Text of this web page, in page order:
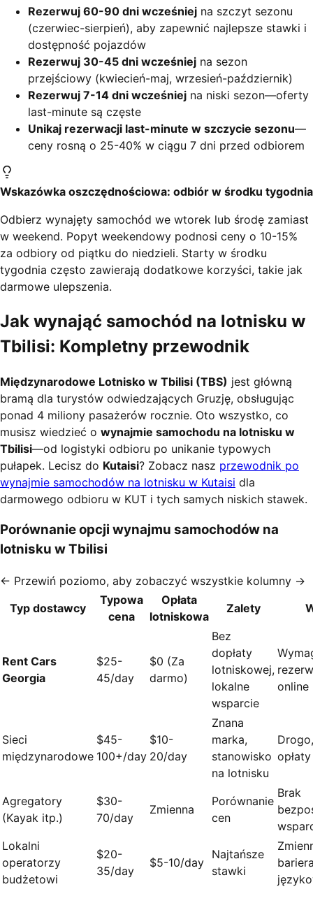
Rezerwuj 60-90 dni wcześniej na szczyt sezonu
(czerwiec-sierpień), aby zapewnić najlepsze stawki i
dostępność pojazdów
Rezerwuj 30-45 dni wcześniej na sezon
przejściowy (kwiecień-maj, wrzesień-październik)
Rezerwuj 7-14 dni wcześniej na niski sezon—oferty
last-minute są częste
Unikaj rezerwacji last-minute w szczycie sezonu—
ceny rosną o 25-40% w ciągu 7 dni przed odbiorem
Wskazówka oszczędnościowa: odbiór w środku tygodnia
Odbierz wynajęty samochód we wtorek lub środę zamiast
w weekend. Popyt weekendowy podnosi ceny o 10-15%
za odbiory od piątku do niedzieli. Starty w środku
tygodnia często zawierają dodatkowe korzyści, takie jak
darmowe ulepszenia.
Jak wynająć samochód na lotnisku w
Tbilisi: Kompletny przewodnik
Międzynarodowe Lotnisko w Tbilisi (TBS) jest główną
bramą dla turystów odwiedzających Gruzję, obsługując
ponad 4 miliony pasażerów rocznie. Oto wszystko, co
musisz wiedzieć o wynajmie samochodu na lotnisku w
Tbilisi—od logistyki odbioru po unikanie typowych
pułapek. Lecisz do Kutaisi? Zobacz nasz przewodnik po
wynajmie samochodów na lotnisku w Kutaisi dla
darmowego odbioru w KUT i tych samych niskich stawek.
Porównanie opcji wynajmu samochodów na
lotnisku w Tbilisi
← Przewiń poziomo, aby zobaczyć wszystkie kolumny →
Typ dostawcy
Typowa
cena
Opłata
lotniskowa
Zalety
Rent Cars
Georgia
$25-
45/day
$0 (Za
darmo)
Bez
dopłaty
lotniskowej,
lokalne
wsparcie
online
Sieci
międzynarodowe
$45-
100+/day
$10-
20/day
Znana
marka,
stanowisko
na lotnisku
opłaty
Agregatory
(Kayak itp.)
$30-
70/day
Zmienna
Porównanie
cen
Brak
Lokalni
operatorzy
budżetowi
$20-
35/day
$5-10/day
Najtańsze
stawki